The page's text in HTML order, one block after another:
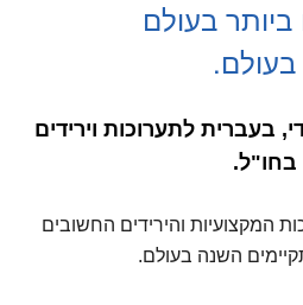
ביותר בעולם
בעברית לתערוכות וירידים
בחו"ל.
המקצועיות והירידים החשובים
השנה בעולם.